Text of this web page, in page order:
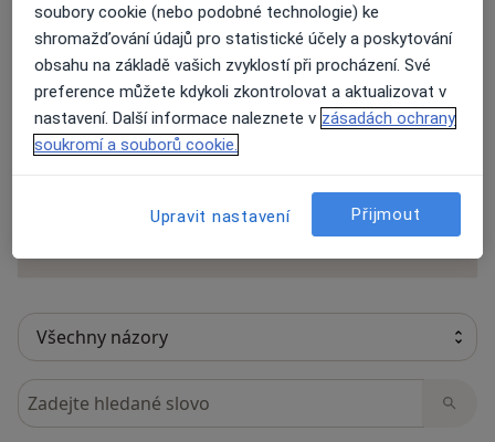
104 názorů
Recenze pacientů jsou pro nás důležité.
odstranění nebo změnu recenze pacienta.
Další informace o názorech
Hledejte v názorech
soubory cookie (nebo podobné technologie) ke
shromažďování údajů pro statistické účely a poskytování
obsahu na základě vašich zvyklostí při procházení. Své
preference můžete kdykoli zkontrolovat a aktualizovat v
nastavení. Další informace naleznete v zásadách ochrany
soukromí a souborů cookie.
Upravit nastavení Přijmout